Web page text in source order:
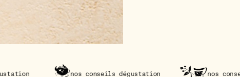
nos conseils dégustation nos conseils dégustation